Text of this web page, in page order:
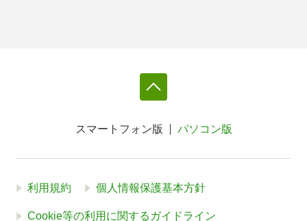
スマートフォン版 パソコン版
利用規約 個人情報保護基本方針
Cookie等の利用に関するガイドライン